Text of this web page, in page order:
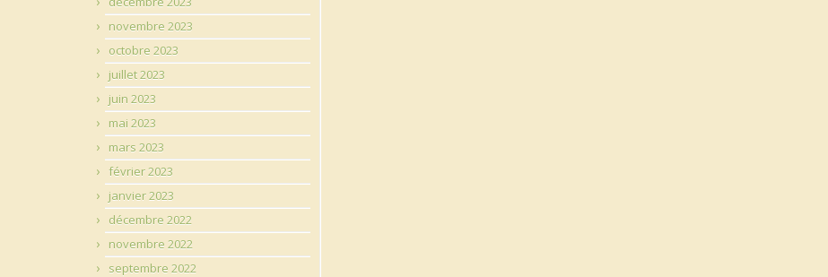
novembre 2023
octobre 2023
juillet 2023
juin 2023
mai 2023
mars 2023
février 2023
janvier 2023
décembre 2022
novembre 2022
septembre 2022